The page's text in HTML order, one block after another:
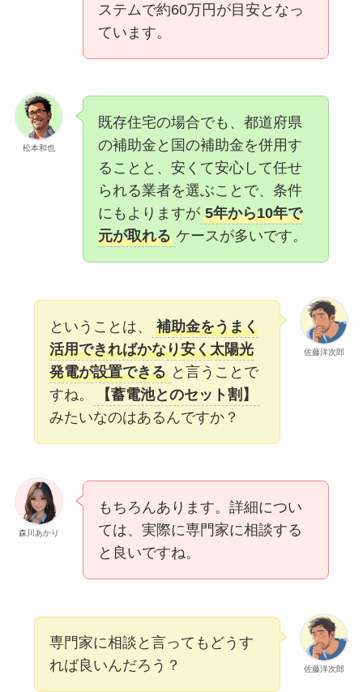
ステムで約60万円が目安となっ
ています。
松本和也
既存住宅の場合でも、都道府県
の補助金と国の補助金を併用す
ることと、安くて安心して任せ
られる業者を選ぶことで、条件
にもよりますが 5年から10年で
元が取れる ケースが多いです。
佐藤洋次郎
ということは、
補助金をうまく
活用できればかなり安く太陽光
発電が設置できる と言うことで
すね。
【蓄電池とのセット割】
みたいなのはあるんですか？
森川あかり
もちろんあります。詳細につい
ては、実際に専門家に相談する
と良いですね。
佐藤洋次郎
専門家に相談と言ってもどうす
れば良いんだろう？